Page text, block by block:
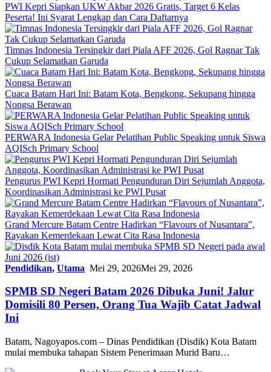
PWI Kepri Siapkan UKW Akbar 2026 Gratis, Target 6 Kelas
Peserta! Ini Syarat Lengkap dan Cara Daftarnya
Timnas Indonesia Tersingkir dari Piala AFF 2026, Gol Ragnar Tak
Cukup Selamatkan Garuda
Cuaca Batam Hari Ini: Batam Kota, Bengkong, Sekupang hingga
Nongsa Berawan
PERWARA Indonesia Gelar Pelatihan Public Speaking untuk Siswa
AQISch Primary School
Pengurus PWI Kepri Hormati Pengunduran Diri Sejumlah Anggota,
Koordinasikan Administrasi ke PWI Pusat
Grand Mercure Batam Centre Hadirkan “Flavours of Nusantara”,
Rayakan Kemerdekaan Lewat Cita Rasa Indonesia
Pendidikan, Utama Mei 29, 2026Mei 29, 2026
SPMB SD Negeri Batam 2026 Dibuka Juni! Jalur
Domisili 80 Persen, Orang Tua Wajib Catat Jadwal
Ini
Batam, Nagoyapos.com – Dinas Pendidikan (Disdik) Kota Batam
mulai membuka tahapan Sistem Penerimaan Murid Baru…